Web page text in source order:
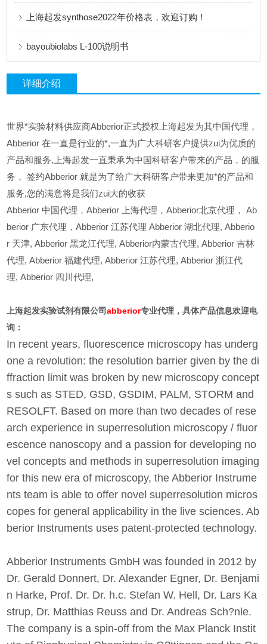
上海起发synthose2022年价格表，欢迎订购！
bayoubiolabs L-100说明书
详细介绍
世界*实验材料供应商Abberior正式授权上海起发为其中国代理，
Abberior 在一直是行业的*,一直为广大科研客户提供zui为优质的
产品和服务,上海起发一直秉承为中国科研客户带来的产品，的服
务，
签约Abberior 就是为了给广大科研客户带来更加*的产品和
服务,您的满意将是我们zui大的收获
Abberior中国代理，Abberior 上海代理，Abberior北京代理， Ab
berior 广东代理，Abberior 江苏代理 Abberior 湖北代理, Abberio
r 天津, Abberior黑龙江代理, Abberior内蒙古代理, Abberior吉林
代理, Abberior福建代理, Abberior江苏代理, Abberior浙江代
理, Abberior 四川代理,
上海起发实验试剂有限公司abberior专业代理，具体产品信息欢迎电
询：
In recent years, fluorescence microscopy has underg
one a revolution: the resolution barrier given by the di
ffraction limit was broken by new microscopy concept
s such as STED, GSD, GSDIM, PALM, STORM and
RESOLFT. Based on more than two decades of rese
arch experience in superresolution microscopy / fluor
escence nanoscopy and a passion for developing no
vel concepts and methods in superresolution imaging
for this new era of microscopy, the Abberior Instrume
nts team is able to offer novel superresolution micros
copes for general applicability in the live sciences. Ab
berior Instruments uses patent-protected technology.
Abberior Instruments GmbH was founded in 2012 by
Dr. Gerald Donnert, Dr. Alexander Egner, Dr. Benjami
n Harke, Prof. Dr. Dr. h.c. Stefan W. Hell, Dr. Lars Ka
strup, Dr. Matthias Reuss and Dr. Andreas Sch?nle.
The company is a spin-off from the Max Planck Instit